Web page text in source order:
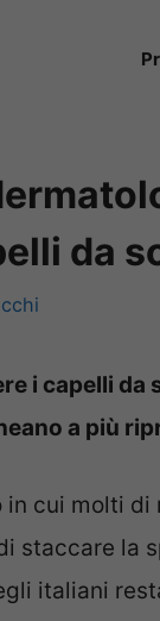
da
i capelli da
a più
cui molti
staccare la
italiani